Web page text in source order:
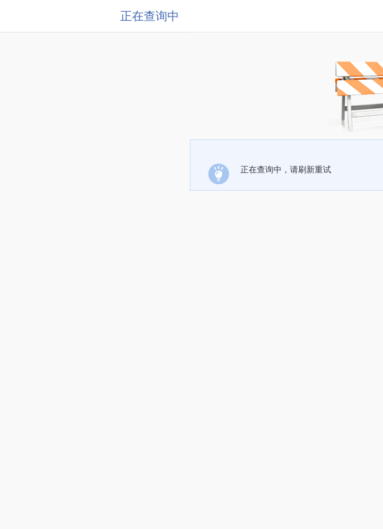
正在查询中
正在查询中，请刷新重试